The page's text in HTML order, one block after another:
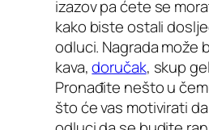
izazov pa ćete se
kako biste ostali
odluci. Nagrada može
kava,doručak, skup
Pronađite nešto u
što će vas motivirati